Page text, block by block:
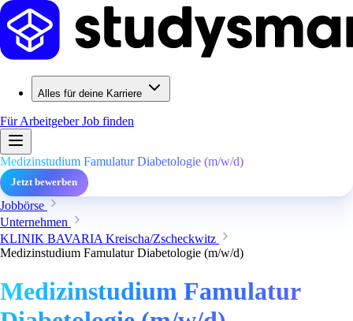
Alles für deine Karriere
Für ArbeitgeberJob finden
Medizinstudium Famulatur Diabetologie (m/w/d)
Jetzt bewerben
Jobbörse
Unternehmen
KLINIK BAVARIA Kreischa/Zscheckwitz
Medizinstudium Famulatur Diabetologie (m/w/d)
Medizinstudium Famulatur